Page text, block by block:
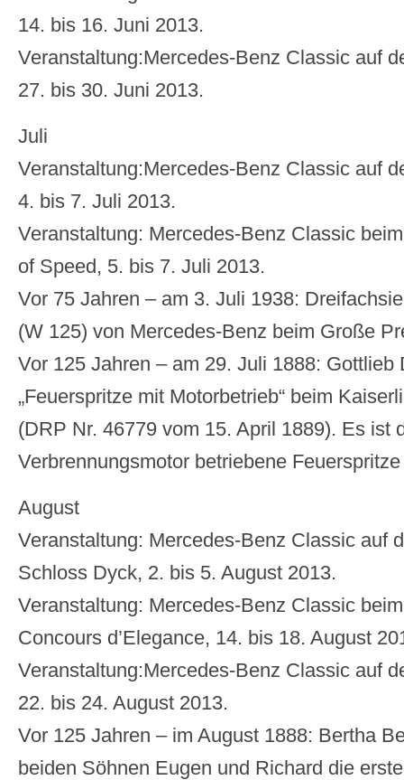
14. bis 16. Juni 2013.
Veranstaltung:Mercedes-Benz Classic auf
27. bis 30. Juni 2013.
Juli
Veranstaltung:Mercedes-Benz Classic auf
4. bis 7. Juli 2013.
Veranstaltung: Mercedes-Benz Classic
of Speed, 5. bis 7. Juli 2013.
Vor 75 Jahren – am 3. Juli 1938:
(W 125) von Mercedes-Benz beim Große
Vor 125 Jahren – am 29. Juli 1888: Gottlieb
„Feuerspritze mit Motorbetrieb“ beim
(DRP Nr. 46779 vom 15. April 1889). Es ist
Verbrennungsmotor betriebene
August
Veranstaltung: Mercedes-Benz Classic auf
Schloss Dyck, 2. bis 5. August 2013.
Veranstaltung: Mercedes-Benz Classic
Concours d’Elegance, 14. bis 18. August
Veranstaltung:Mercedes-Benz Classic auf
22. bis 24. August 2013.
Vor 125 Jahren – im August 1888: Bertha
beiden Söhnen Eugen und Richard die